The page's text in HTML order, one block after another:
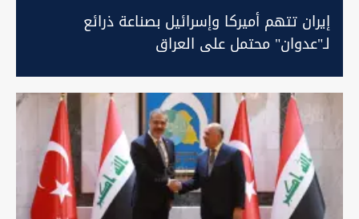
إيران تتهم أميركا وإسرائيل بصناعة ذرائع
لـ"عدوان" محتمل على العراق